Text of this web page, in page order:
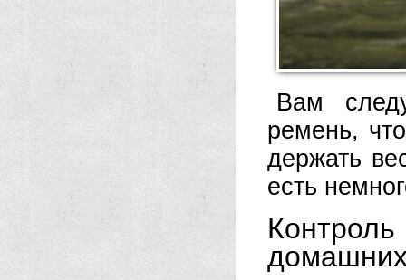
Вам
ремень,
держать
есть